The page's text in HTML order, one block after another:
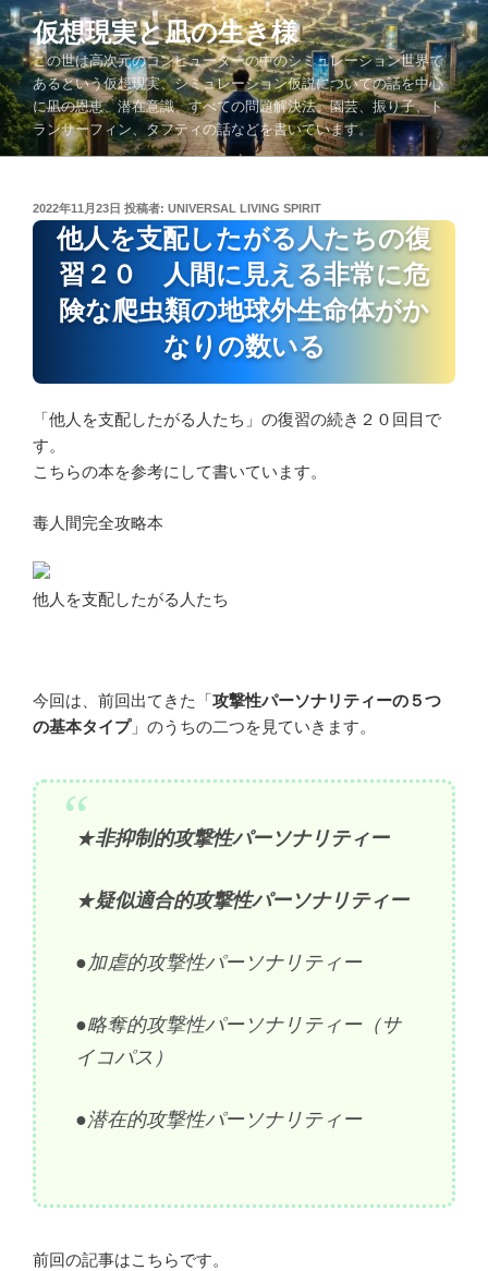
コ
ン
テ
ン
ツ
へ
仮想現実と凪の生き様
この世は高次元のコンピューターの中のシミュレーション世界で
あるという仮想現実、シミュレーション仮説についての話を中心
に凪の恩恵、潜在意識、すべての問題解決法、園芸、振り子、ト
ランサーフィン、タフティの話などを書いています。
投
稿
2022年11月23日 投稿者: UNIVERSAL LIVING SPIRIT
他人を支配したがる人たちの復
習２０ 人間に見える非常に危
険な爬虫類の地球外生命体がか
なりの数いる
「他人を支配したがる人たち」の復習の続き２０回目で
す。
こちらの本を参考にして書いています。
毒人間完全攻略本
他人を支配したがる人たち
今回は、前回出てきた「攻撃性パーソナリティーの５つ
の基本タイプ」のうちの二つを見ていきます。
★非抑制的攻撃性パーソナリティー
★疑似適合的攻撃性パーソナリティー
●加虐的攻撃性パーソナリティー
●略奪的攻撃性パーソナリティー（サ
イコパス）
●潜在的攻撃性パーソナリティー
前回の記事はこちらです。